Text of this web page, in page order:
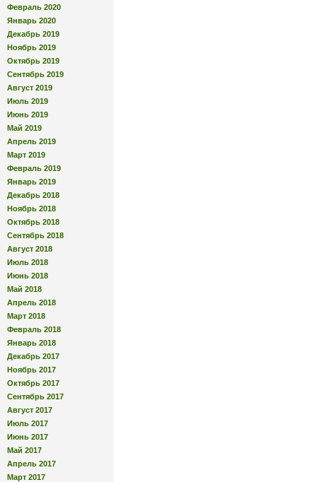
Февраль 2020
Январь 2020
Декабрь 2019
Ноябрь 2019
Октябрь 2019
Сентябрь 2019
Август 2019
Июль 2019
Июнь 2019
Май 2019
Апрель 2019
Март 2019
Февраль 2019
Январь 2019
Декабрь 2018
Ноябрь 2018
Октябрь 2018
Сентябрь 2018
Август 2018
Июль 2018
Июнь 2018
Май 2018
Апрель 2018
Март 2018
Февраль 2018
Январь 2018
Декабрь 2017
Ноябрь 2017
Октябрь 2017
Сентябрь 2017
Август 2017
Июль 2017
Июнь 2017
Май 2017
Апрель 2017
Март 2017